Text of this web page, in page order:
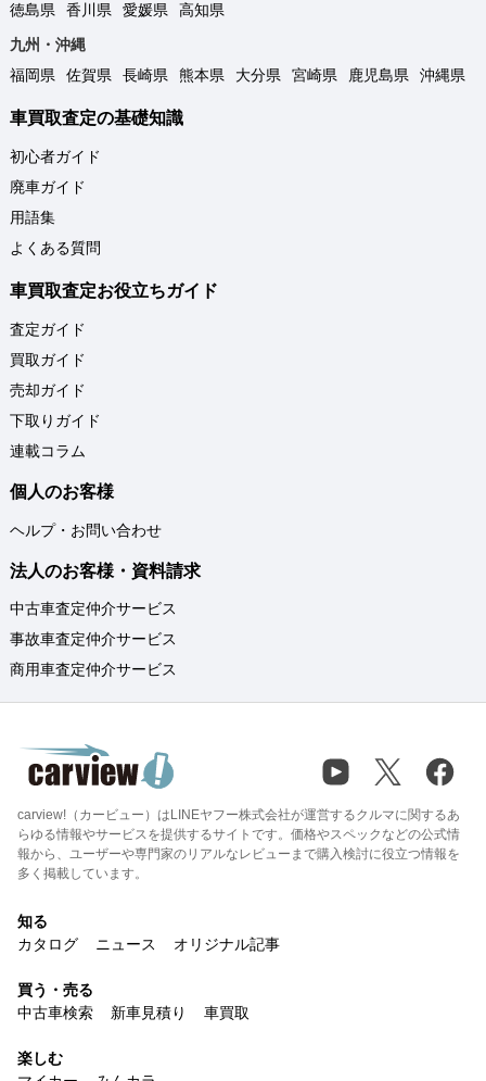
徳島県
香川県 愛媛県
高知県
九州・沖縄
福岡県
佐賀県 長崎県 熊本県 大分県 宮崎県 鹿児島県 沖縄県
車買取査定の基礎知識
初心者ガイド
廃車ガイド
用語集
よくある質問
車買取査定お役立ちガイド
査定ガイド
買取ガイド
売却ガイド
下取りガイド
連載コラム
個人のお客様
ヘルプ・お問い合わせ
法人のお客様・資料請求
中古車査定仲介サービス
事故車査定仲介サービス
商用車査定仲介サービス
carview!（カービュー）はLINEヤフー株式会社が運営するクルマに関するあ
らゆる情報やサービスを提供するサイトです。価格やスペックなどの公式情
報から、ユーザーや専門家のリアルなレビューまで購入検討に役立つ情報を
多く掲載しています。
知る
カタログ
ニュース オリジナル記事
買う・売る
中古車検索
新車見積り 車買取
楽しむ